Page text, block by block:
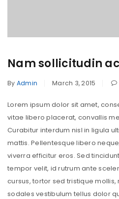
Nam sollicitudin
By Admin March 3, 2015
Lorem ipsum dolor sit amet,
vitae libero placerat, convallis
Curabitur interdum nisl in ligula
mattis. Pellentesque libero
viverra efficitur eros. Sed
tempor velit, id rutrum ante
cursus, tortor sed tristique
sodales vestibulum tellus dolor